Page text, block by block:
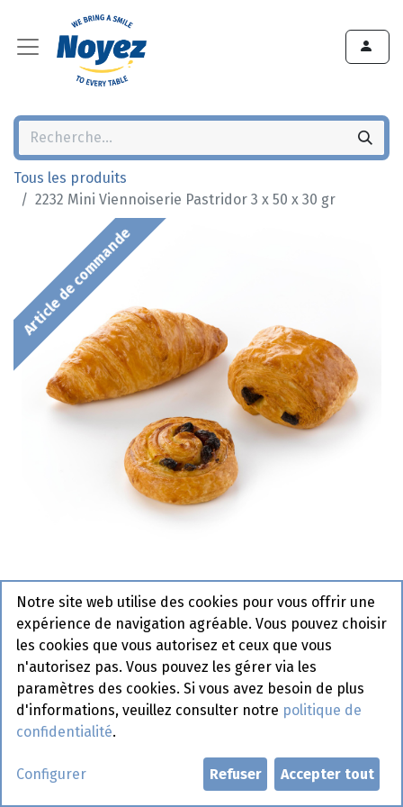
Tous les produits
2232 Mini Viennoiserie Pastridor 3 x 50 x 30 gr
Article de commande
2232 Mini Viennoiserie Pastridor
3 x 50 x 30 gr
Article de commande
Demander un compte
Notre site web utilise des cookies pour vous offrir une
expérience de navigation agréable. Vous pouvez choisir
les cookies que vous autorisez et ceux que vous
n'autorisez pas. Vous pouvez les gérer via les
paramètres des cookies. Si vous avez besoin de plus
d'informations, veuillez consulter notre politique de
confidentialité.
Configurer Refuser Accepter tout